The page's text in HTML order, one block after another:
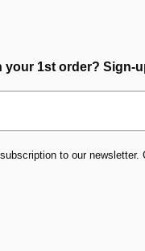
1st order? Sign-
to our